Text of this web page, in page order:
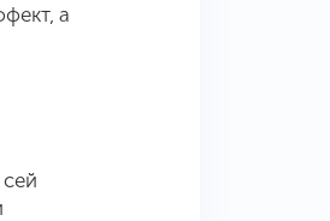
а